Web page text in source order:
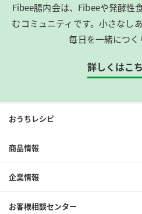
Fibee腸内会は、​Fibeeや発酵性
むコミュニティです。​小さなし
毎日を一緒につく
詳しくはこ
おうちレシピ
商品情報
企業情報
お客様相談センター